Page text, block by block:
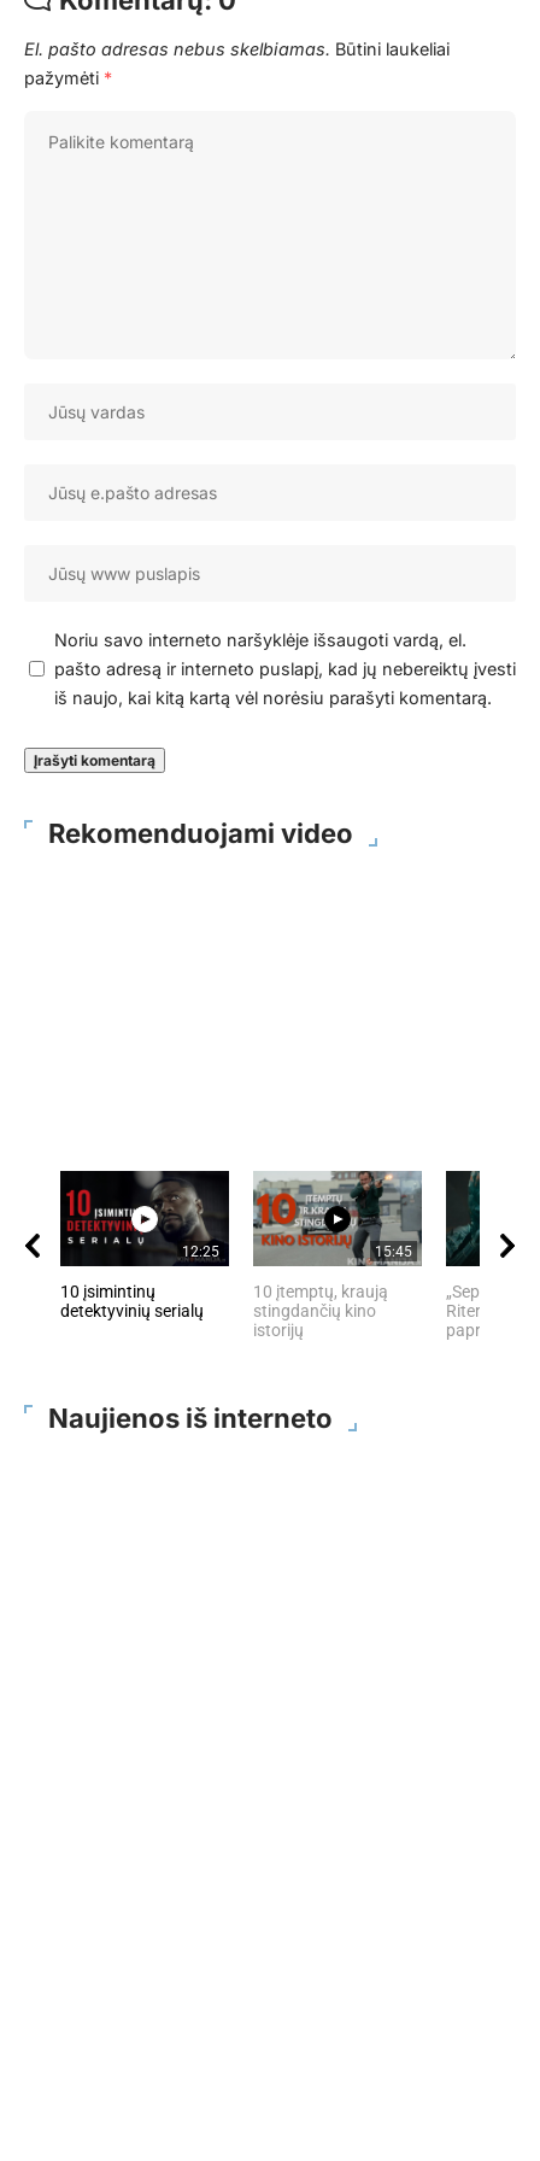
El. pašto adresas nebus skelbiamas. Būtini laukeliai
pažymėti *
Noriu savo interneto naršyklėje išsaugoti vardą, el.
pašto adresą ir interneto puslapį, kad jų nebereiktų įvesti
iš naujo, kai kitą kartą vėl norėsiu parašyti komentarą.
Rekomenduojami video
12:25
10 įsimintinų
detektyvinių serialų
15:45
10 įtemptų, kraują
stingdančių kino
istorijų
„Septynių
Riteris" – kai
Naujienos iš interneto